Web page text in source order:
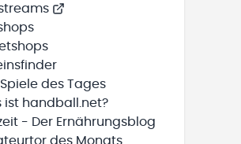
des Tages
ist handball.net?
- Der Ernährungsblog
des Monats